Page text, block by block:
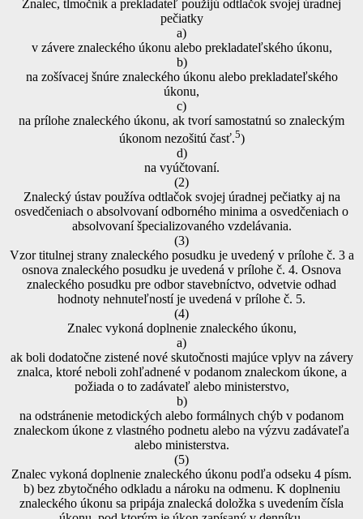
Znalec, tlmočník a prekladateľ použijú odtlačok svojej úradnej
pečiatky
a)
v závere znaleckého úkonu alebo prekladateľského úkonu,
b)
na zošívacej šnúre znaleckého úkonu alebo prekladateľského
úkonu,
c)
na prílohe znaleckého úkonu, ak tvorí samostatnú so znaleckým
úkonom nezošitú časť.5)
d)
na vyúčtovaní.
(2)
Znalecký ústav používa odtlačok svojej úradnej pečiatky aj na
osvedčeniach o absolvovaní odborného minima a osvedčeniach o
absolvovaní špecializovaného vzdelávania.
(3)
Vzor titulnej strany znaleckého posudku je uvedený v prílohe č. 3 a
osnova znaleckého posudku je uvedená v prílohe č. 4. Osnova
znaleckého posudku pre odbor stavebníctvo, odvetvie odhad
hodnoty nehnuteľností je uvedená v prílohe č. 5.
(4)
Znalec vykoná doplnenie znaleckého úkonu,
a)
ak boli dodatočne zistené nové skutočnosti majúce vplyv na závery
znalca, ktoré neboli zohľadnené v podanom znaleckom úkone, a
požiada o to zadávateľ alebo ministerstvo,
b)
na odstránenie metodických alebo formálnych chýb v podanom
znaleckom úkone z vlastného podnetu alebo na výzvu zadávateľa
alebo ministerstva.
(5)
Znalec vykoná doplnenie znaleckého úkonu podľa odseku 4 písm.
b) bez zbytočného odkladu a nároku na odmenu. K doplneniu
znaleckého úkonu sa pripája znalecká doložka s uvedením čísla